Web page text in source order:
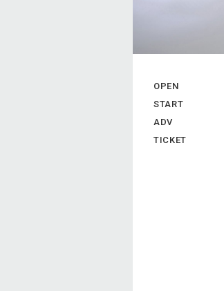
OPEN
START
ADV
TICKET